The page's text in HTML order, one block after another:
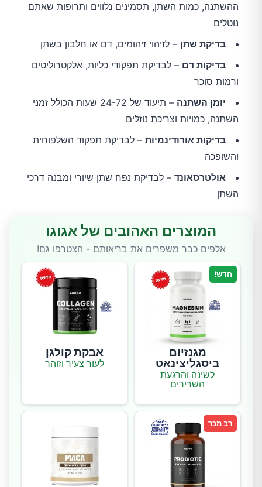
ההשתנה, כמות השתן, תסמינים נלווים ותרופות שאתם
נוטלים
בדיקת שתן – לזיהוי זיהומים, דם או חלבון בשתן
בדיקות דם – לבדיקת תפקודי כליות, אלקטרוליטים
ורמות סוכר
יומן השתנה
– תיעוד של 24-72 שעות הכולל זמני
השתנה, כמויות וצריכת נוזלים
בדיקות אורודינמיות – לבדיקת תפקוד השלפוחית
והשופכה
אולטרסאונד – לבדיקת נפח שתן שיורי ומבנה דרכי
השתן
המוצרים האהובים של אגוגו
אלפים כבר משפרים את בריאותם - הצטרפו גם!
חדש!
מגנזיום
ביסגליצינאט
לשינה והרגעת
השרירים
אבקת קולגן
לעור צעיר וזוהר
רב מכר